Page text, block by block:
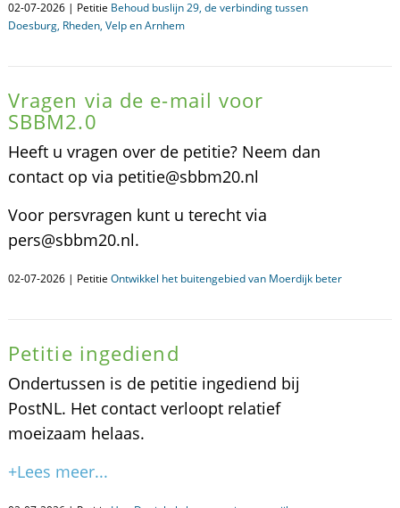
02-07-2026 | Petitie Behoud buslijn 29, de verbinding tussen
Doesburg, Rheden, Velp en Arnhem
Vragen via de e-mail voor
SBBM2.0
Heeft u vragen over de petitie? Neem dan
contact op via petitie@sbbm20.nl
Voor persvragen kunt u terecht via
pers@sbbm20.nl.
02-07-2026 | Petitie Ontwikkel het buitengebied van Moerdijk beter
Petitie ingediend
Ondertussen is de petitie ingediend bij
PostNL. Het contact verloopt relatief
moeizaam helaas.
+Lees meer...